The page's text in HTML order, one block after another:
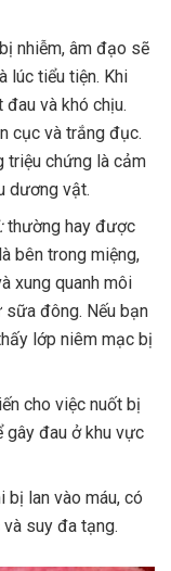
nhiễm, âm đạo sẽ
lúc tiểu tiện. Khi
và khó chịu.
cục và trắng đục.
triệu chứng là cảm
dương vật.
thường hay được
bên trong miệng,
xung quanh môi
sữa đông. Nếu bạn
lớp niêm mạc bị
cho việc nuốt bị
gây đau ở khu vực
bị lan vào máu, có
suy đa tạng.